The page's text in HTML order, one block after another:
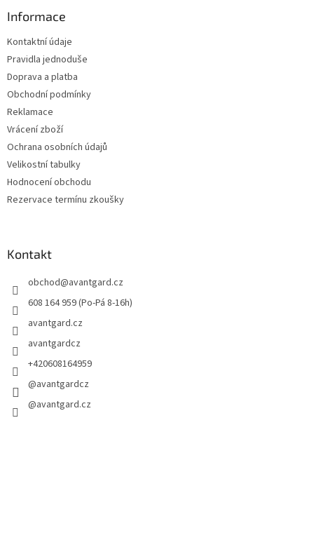
Informace
Kontaktní údaje
Pravidla jednoduše
Doprava a platba
Obchodní podmínky
Reklamace
Vrácení zboží
Ochrana osobních údajů
Velikostní tabulky
Hodnocení obchodu
Rezervace termínu zkoušky
Kontakt
obchod@avantgard.cz
608 164 959 (Po-Pá 8-16h)
avantgard.cz
avantgardcz
+420608164959
@avantgardcz
@avantgard.cz